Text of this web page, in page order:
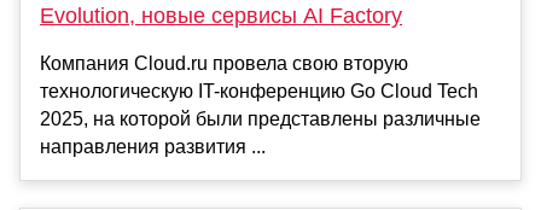
Evolution, новые сервисы AI Factory
Компания Cloud.ru провела свою вторую
технологическую IT-конференцию Go Cloud Tech
2025, на которой были представлены различные
направления развития ...